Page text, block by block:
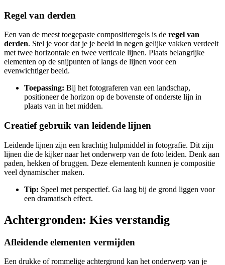
Regel van derden
Een van de meest toegepaste compositieregels is de regel van
derden. Stel je voor dat je je beeld in negen gelijke vakken verdeelt
met twee horizontale en twee verticale lijnen. Plaats belangrijke
elementen op de snijpunten of langs de lijnen voor een
evenwichtiger beeld.
Toepassing: Bij het fotograferen van een landschap,
positioneer de horizon op de bovenste of onderste lijn in
plaats van in het midden.
Creatief gebruik van leidende lijnen
Leidende lijnen zijn een krachtig hulpmiddel in fotografie. Dit zijn
lijnen die de kijker naar het onderwerp van de foto leiden. Denk aan
paden, hekken of bruggen. Deze elementenh kunnen je compositie
veel dynamischer maken.
Tip: Speel met perspectief. Ga laag bij de grond liggen voor
een dramatisch effect.
Achtergronden: Kies verstandig
Afleidende elementen vermijden
Een drukke of rommelige achtergrond kan het onderwerp van je